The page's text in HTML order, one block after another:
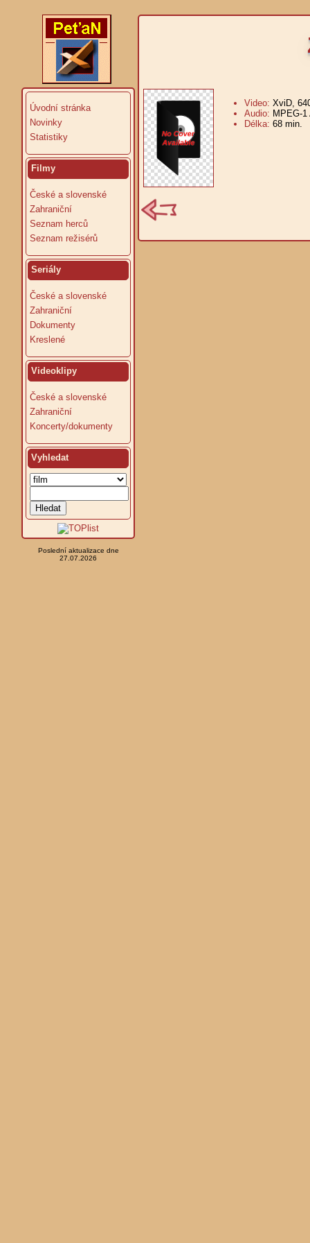
Úvodní stránka
Novinky
Statistiky
Filmy
České a slovenské
Zahraniční
Seznam herců
Seznam režisérů
Seriály
České a slovenské
Zahraniční
Dokumenty
Kreslené
Videoklipy
České a slovenské
Zahraniční
Koncerty/dokumenty
Vyhledat
Poslední aktualizace dne
27.07.2026
Video: XviD,
Audio: MPEG-
Délka: 68 min.